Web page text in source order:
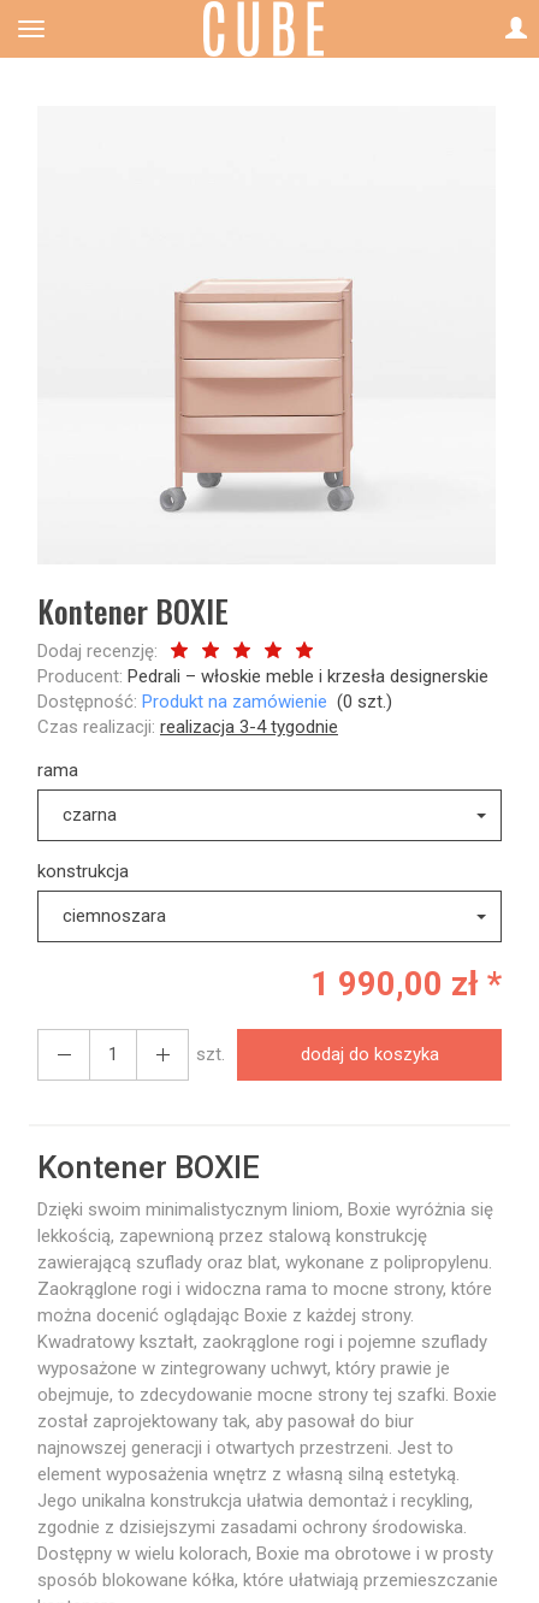
Kontener BOXIE
Dodaj recenzję:
Producent: Pedrali – włoskie meble i krzesła designerskie
Dostępność: Produkt na zamówienie (0 szt.)
Czas realizacji: realizacja 3-4 tygodnie
rama
czarna
konstrukcja
ciemnoszara
1 990,00 zł *
szt. dodaj do koszyka
Kontener BOXIE
Dzięki swoim minimalistycznym liniom, Boxie wyróżnia się
lekkością, zapewnioną przez stalową konstrukcję
zawierającą szuflady oraz blat, wykonane z polipropylenu.
Zaokrąglone rogi i widoczna rama to mocne strony, które
można docenić oglądając Boxie z każdej strony.
Kwadratowy kształt, zaokrąglone rogi i pojemne szuflady
wyposażone w zintegrowany uchwyt, który prawie je
obejmuje, to zdecydowanie mocne strony tej szafki. Boxie
został zaprojektowany tak, aby pasował do biur
najnowszej generacji i otwartych przestrzeni. Jest to
element wyposażenia wnętrz z własną silną estetyką.
Jego unikalna konstrukcja ułatwia demontaż i recykling,
zgodnie z dzisiejszymi zasadami ochrony środowiska.
Dostępny w wielu kolorach, Boxie ma obrotowe i w prosty
sposób blokowane kółka, które ułatwiają przemieszczanie